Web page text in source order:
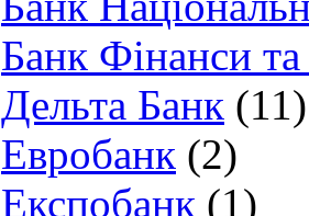
Банк Фінанси
Дельта Банк (11)
Евробанк (2)
Експобанк (1)